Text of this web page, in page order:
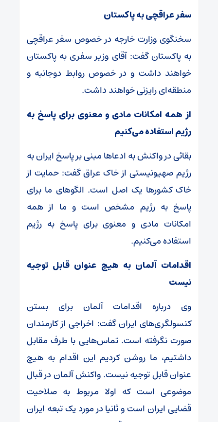
سفر عراقچی به پاکستان
سخنگوی وزارت خارجه در خصوص سفر عراقچی
به پاکستان گفت: آقای وزیر سفری به پاکستان
خواهند داشت و در خصوص روابط دوجانبه و
منطقه‌ای رایزنی خواهند داشت.
از همه امکانات مادی و معنوی برای پاسخ به
رژیم استفاده می‌کنیم
بقائی در واکنش به ادعا‌ها مبنی بر پاسخ ایران به
رژیم صهیونیستی از خاک عراق گفت: حمایت از
خاک کشور‌ها یک اصل است. الگو‌های ما برای
پاسخ به رژیم مشخص است و ما از همه
امکانات مادی و معنوی برای پاسخ به رژیم
استفاده می‌کنیم.
اقدامات آلمان به هیچ عنوان قابل توجیه
نیست
وی درباره اقدامات آلمان برای بستن
کنسولگری‌های ایران گفت: اخراجی از کارمندان
صورت نگرفته است. تماس‌هایی با طرف مقابل
داشتیم، ما روشن کردیم این اقدام به هیچ
عنوان قابل توجیه نیست. واکنش آلمان در قبال
موضوعی است که اولا مربوط به صلاحیت
قضایی ایران است و ثانیا در مورد یک تبعه ایران